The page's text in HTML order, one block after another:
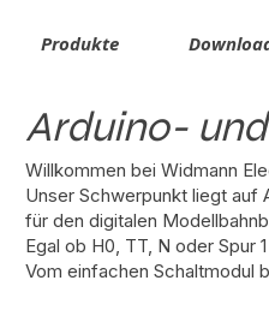
​Produkte
Arduino-
Willkommen bei Widmann
Unser Schwerpunkt liegt auf
für den digitalen
Egal ob H0, TT, N oder Spur
Vom einfachen Schaltmodul